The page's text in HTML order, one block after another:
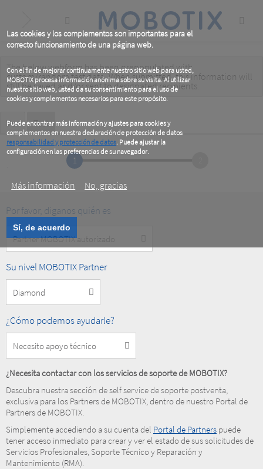
Las cookies y los complementos son importantes para el
correcto funcionamiento de una página web.
Con el fin de mejorar continuamente nuestro sitio web para usted,
MOBOTIX procesa información anónima sobre su visita. Al utilizar
nuestro sitio web, usted da su consentimiento para el uso de
cookies y complementos necesarios para este propósito.
Puede encontrar más información y ajustes para cookies y
complementos en nuestra declaración de protección de datos
responsabilidad y protección de datos. Puede ajustar la
configuración en las preferencias de su navegador.
Más información
No, gracias
Sí, de acuerdo
content
Warning
message
The below webform has been prepopulated with
custom/random test data. When submitted, this information will
still be savedand/orsent to designated recipients
Primary
tabs
Ver Test(active
tab)
1
Por favor, diganos quién es
Customer
Type
Nivel
Su nivel MOBOTIX Partner
How
can
help
you?
¿Cómo podemos ayudarle?
¿Necesita contactar con los servicios de soporte de MOBOTIX?
Descubra nuestra sección de self service de soporte postventa,
exclusiva para los Partners de MOBOTIX, dentro de nuestro Portal de
Partners de MOBOTIX.
Simplemente accediendo a su cuenta del Portal de Partners puede
tener acceso inmediato para crear y ver el estado de sus solicitudes de
Servicios Profesionales, Soporte Técnico y Reparación y
Mantenimiento (RMA).